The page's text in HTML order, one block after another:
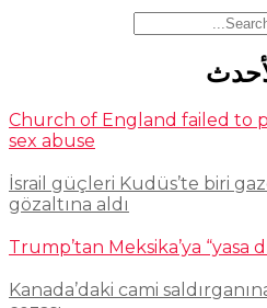
Church of England failed to
sex abuse
İsrail güçleri Kudüs’te biri
gözaltına aldı
Trump’tan Meksika’ya “yasa
Kanada’daki cami